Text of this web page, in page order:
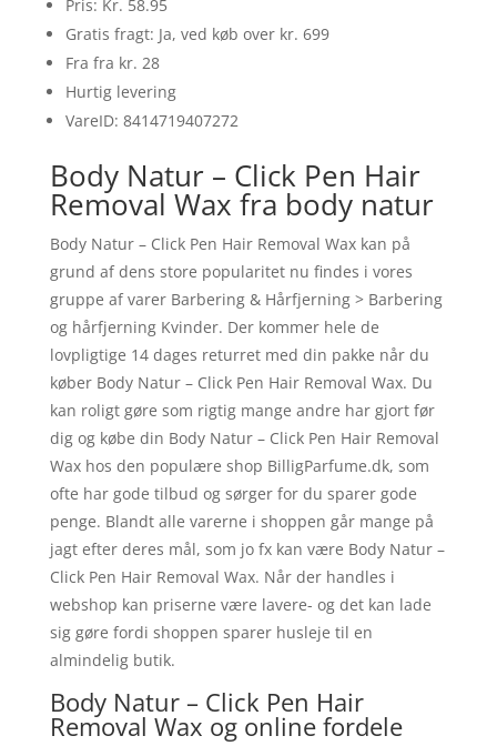
Pris: Kr. 58.95
Gratis fragt: Ja, ved køb over kr. 699
Fra fra kr. 28
Hurtig levering
VareID: 8414719407272
Body Natur – Click Pen Hair
Removal Wax fra body natur
Body Natur – Click Pen Hair Removal Wax kan på
grund af dens store popularitet nu findes i vores
gruppe af varer Barbering & Hårfjerning > Barbering
og hårfjerning Kvinder. Der kommer hele de
lovpligtige 14 dages returret med din pakke når du
køber Body Natur – Click Pen Hair Removal Wax. Du
kan roligt gøre som rigtig mange andre har gjort før
dig og købe din Body Natur – Click Pen Hair Removal
Wax hos den populære shop BilligParfume.dk, som
ofte har gode tilbud og sørger for du sparer gode
penge. Blandt alle varerne i shoppen går mange på
jagt efter deres mål, som jo fx kan være Body Natur –
Click Pen Hair Removal Wax. Når der handles i
webshop kan priserne være lavere- og det kan lade
sig gøre fordi shoppen sparer husleje til en
almindelig butik.
Body Natur – Click Pen Hair
Removal Wax og online fordele